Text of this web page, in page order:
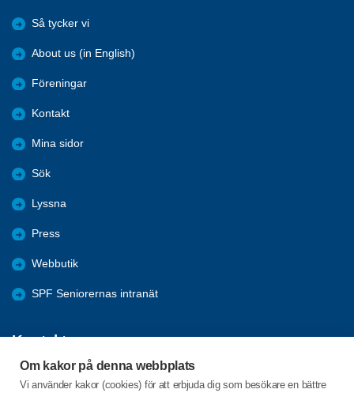
Om kakor på denna webbplats
Vi använder kakor (cookies) för att erbjuda dig som besökare en bättre
Så tycker vi
About us (in English)
Föreningar
Kontakt
Mina sidor
Sök
Lyssna
Press
Webbutik
SPF Seniorernas intranät
Kontakta oss
Förbundets växel har öppet måndag - fredag, 09:00 - 15:00 med